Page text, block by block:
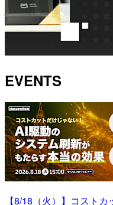
EVENTS
【8/18（火）】コスト